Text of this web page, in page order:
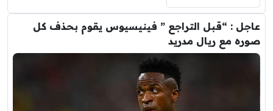
عاجل : “قبل التراجع ” فينيسيوس يقوم بحذف كل
صوره مع ريال مدريد